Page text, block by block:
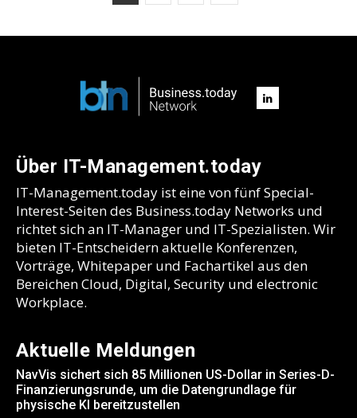
Über IT-Management.today
IT-Management.today ist eine von fünf Special-
Interest-Seiten des Business.today Networks und
richtet sich an IT-Manager und IT-Spezialisten. Wir
bieten IT-Entscheidern aktuelle Konferenzen,
Vorträge, Whitepaper und Fachartikel aus den
Bereichen Cloud, Digital, Security und electronic
Workplace.
Aktuelle Meldungen
NavVis sichert sich 85 Millionen US-Dollar in Series-D-
Finanzierungsrunde, um die Datengrundlage für
physische KI bereitzustellen